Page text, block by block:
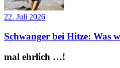
22. Juli 2026
Schwanger bei Hitze: Was
mal ehrlich …!